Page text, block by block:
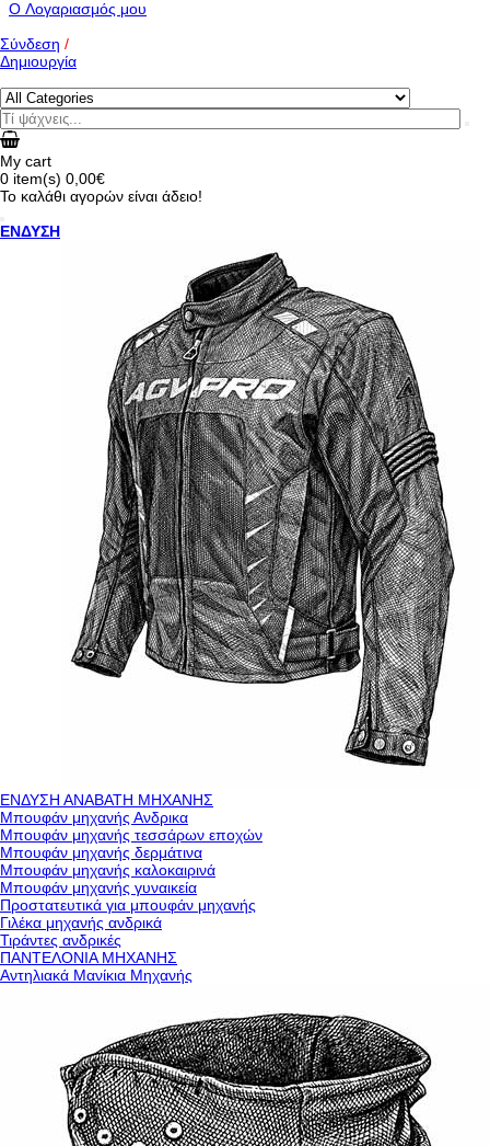
O Λογαριασμός μου
Σύνδεση /
Δημιουργία
My cart
0 item(s) 0,00€
Το καλάθι αγορών είναι άδειο!
ΕΝΔΥΣΗ
ΕΝΔΥΣΗ ΑΝΑΒΑΤΗ ΜΗΧΑΝΗΣ
Μπουφάν μηχανής Ανδρικα
Μπουφάν μηχανής τεσσάρων εποχών
Μπουφάν μηχανής δερμάτινα
Μπουφάν μηχανής καλοκαιρινά
Μπουφάν μηχανής γυναικεία
Προστατευτικά για μπουφάν μηχανής
Γιλέκα μηχανής ανδρικά
Τιράντες ανδρικές
ΠΑΝΤΕΛΟΝΙΑ ΜΗΧΑΝΗΣ
Αντηλιακά Μανίκια Μηχανής